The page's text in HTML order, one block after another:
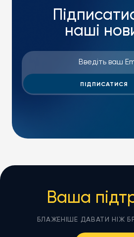
наші
Ваша
БЛАЖЕНІШЕ ДАВАТИ НІЖ